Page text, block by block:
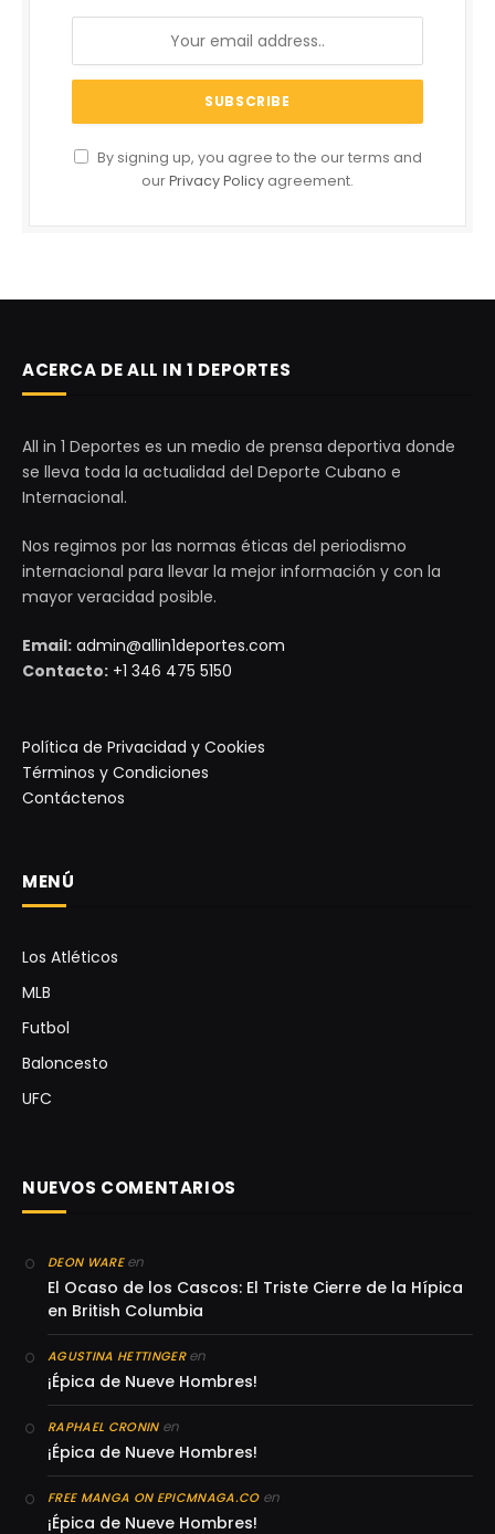
By signing up, you agree to the our terms and
ourPrivacy Policy agreement.
ACERCA DE ALL IN 1 DEPORTES
All in 1 Deportes es un medio de prensa deportiva donde
se lleva toda la actualidad del Deporte Cubano e
Internacional.
Nos regimos por las normas éticas del periodismo
internacional para llevar la mejor información y con la
mayor veracidad posible.
Email: admin@allin1deportes.com
Contacto: +1 346 475 5150
Política de Privacidad y Cookies
Términos y Condiciones
Contáctenos
MENÚ
Los Atléticos
MLB
Futbol
Baloncesto
UFC
NUEVOS COMENTARIOS
DEON WAREen
El Ocaso de los Cascos: El Triste Cierre de la Hípica
en British Columbia
AGUSTINA HETTINGERen
¡Épica de Nueve Hombres!
RAPHAEL CRONINen
¡Épica de Nueve Hombres!
FREE MANGA ON EPICMNAGA.COen
¡Épica de Nueve Hombres!